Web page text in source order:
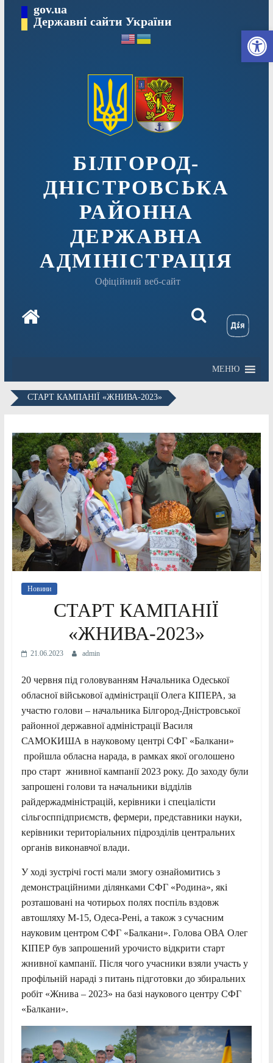
вмісту
gov.ua
Державні сайти України
БІЛГОРОД-
ДНІСТРОВСЬКА
РАЙОННА
ДЕРЖАВНА
АДМІНІСТРАЦІЯ
Офіційний веб-сайт
МЕНЮ
СТАРТ КАМПАНІЇ «ЖНИВА-2023»
Новини
СТАРТ КАМПАНІЇ
«ЖНИВА-2023»
21.06.2023 admin
20 червня під головуванням Начальника Одеської
обласної військової адміністрації Олега КІПЕРА, за
участю голови – начальника Білгород-Дністровської
районної державної адміністрації Василя
САМОКИША в науковому центрі СФГ «Балкани»
пройшла обласна нарада, в рамках якої оголошено
про старт жнивної кампанії 2023 року. До заходу були
запрошені голови та начальники відділів
райдержадміністрацій, керівники і спеціалісти
сільгосппідприємств, фермери, представники науки,
керівники територіальних підрозділів центральних
органів виконавчої влади.
У ході зустрічі гості мали змогу ознайомитись з
демонстраційними ділянками СФГ «Родина», які
розташовані на чотирьох полях поспіль вздовж
автошляху М-15, Одеса-Рені, а також з сучасним
науковим центром СФГ «Балкани». Голова ОВА Олег
КІПЕР був запрошений урочисто відкрити старт
жнивної кампанії. Після чого учасники взяли участь у
профільній нараді з питань підготовки до збиральних
робіт «Жнива – 2023» на базі наукового центру СФГ
«Балкани».